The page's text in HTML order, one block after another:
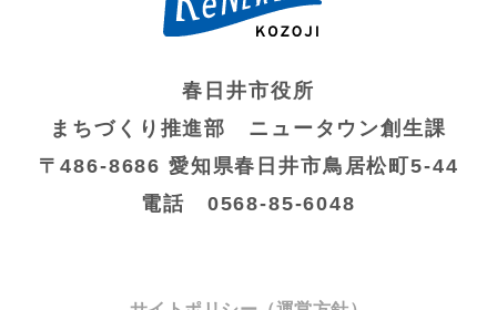
春日井市役所
まちづくり推進部 ニュータウン創生課
〒486-8686 愛知県春日井市鳥居松町5-44
電話 0568-85-6048